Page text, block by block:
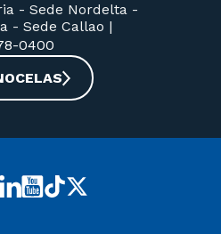
- Sede Nordelta -
- Sede Callao |
0400